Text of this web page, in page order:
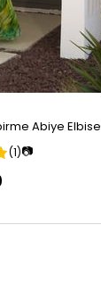
Abiye Elbise
(1)📷